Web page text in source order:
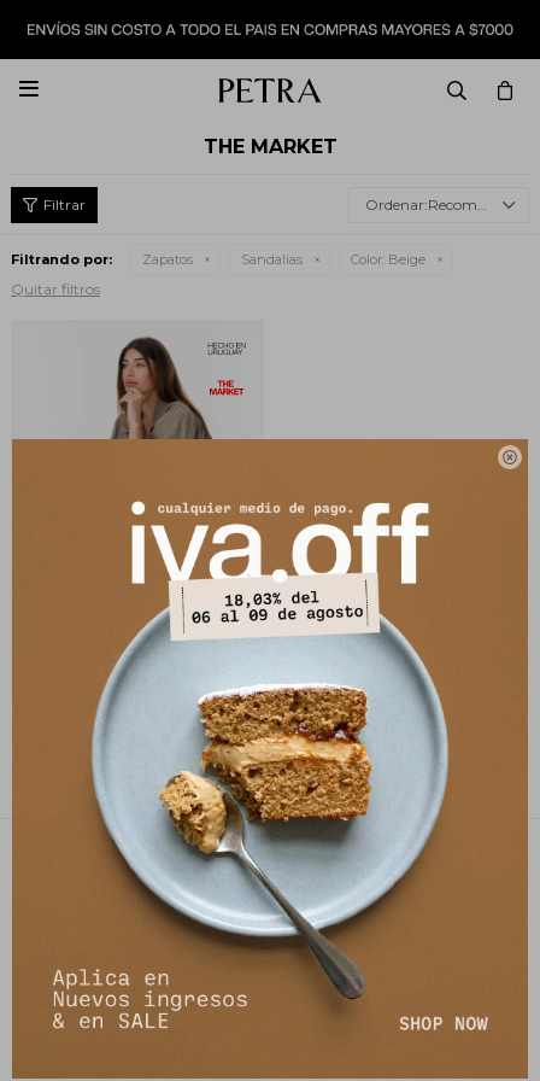


THE MARKET
Recomendados
Filtrando por: Zapatos Sandalias Color: Beige
Quitar filtros
Sandalia Radiante - Beige
PETRA STORE
27141061 - 099 747 832
21 de setiembre 2895, Montevideo
shop@petrastore.com.uy
De lunes a sábados de 11 a 20hs